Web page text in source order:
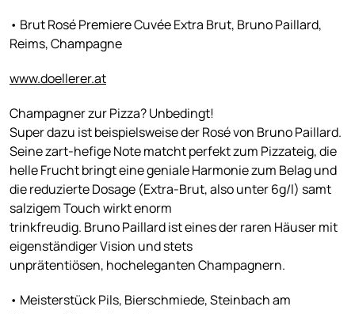
• Brut Rosé Premiere Cuvée Extra Brut, Bruno Paillard,
Reims, Champagne
www.doellerer.at
Champagner zur Pizza? Unbedingt!
Super dazu ist beispielsweise der Rosé von Bruno Paillard.
Seine zart-hefige Note matcht perfekt zum Pizzateig, die
helle Frucht bringt eine geniale Harmonie zum Belag und
die reduzierte Dosage (Extra-Brut, also unter 6g/l) samt
salzigem Touch wirkt enorm
trinkfreudig. Bruno Paillard ist eines der raren Häuser mit
eigenständiger Vision und stets
unprätentiösen, hocheleganten Champagnern.
• Meisterstück Pils, Bierschmiede, Steinbach am